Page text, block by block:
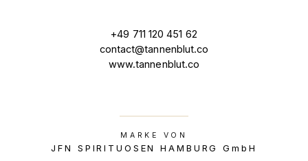
+49 711 120 451 62
contact@tannenblut.co
www.tannenblut.co
MARKE VON
JFN SPIRITUOSEN HAMBURG GmbH